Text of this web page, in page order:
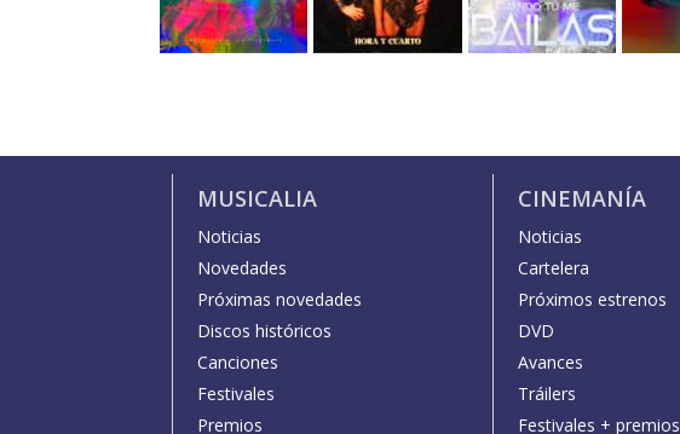
MUSICALIA
Noticias
Novedades
Próximas novedades
Discos históricos
Canciones
Festivales
Premios
CINEMANÍA
Noticias
Cartelera
Próximos estrenos
DVD
Avances
Tráilers
Festivales + premios